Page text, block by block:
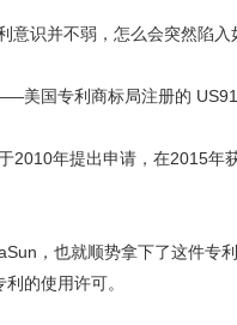
识并不弱，怎么会突然陷入
美国专利商标局注册的
2010年提出申请，在2015年
，也就顺势拿下了这件专
的使用许可。